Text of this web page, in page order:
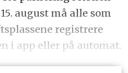
august må alle som
registrere
i app eller på automat.